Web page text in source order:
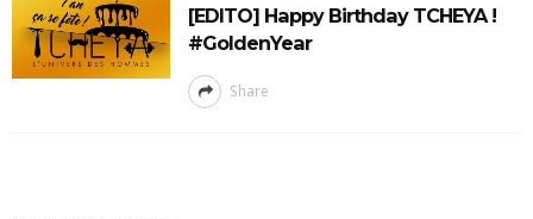
[EDITO] Happy Birthday TCHEYA !
#GoldenYear
Share